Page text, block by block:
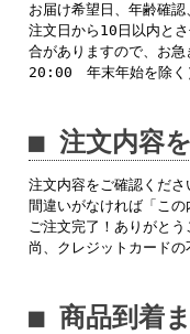
お届け希望日、年齢確
注文日から10日以内と
合がありますので、
20:00 年末年始を除く
■ 注文内容
注文内容をご確認くだ
間違いがなければ「こ
ご注文完了！ありがと
尚、クレジットカード
■ 商品到着